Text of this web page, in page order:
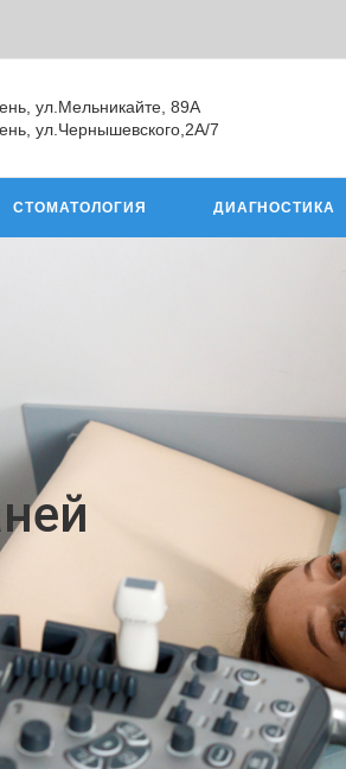
ул.Мельникайте, 89А
ул.Чернышевского,2А/7
СТОМАТОЛОГИЯ ДИАГНОСТИКА